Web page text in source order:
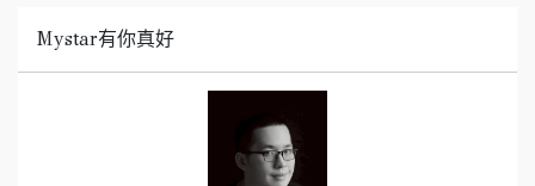
Mystar有你真好